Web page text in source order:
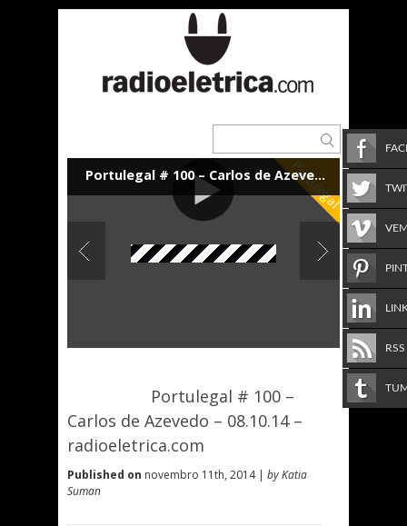
Portulegal
Portulegal # 100 – Carlos de Azevedo – 08.10.14 – radioeletrica.com
Portulegal # 100 –
Carlos de Azevedo – 08.10.14 –
radioeletrica.com
Published on novembro 11th, 2014 | by Katia
Suman
RSS